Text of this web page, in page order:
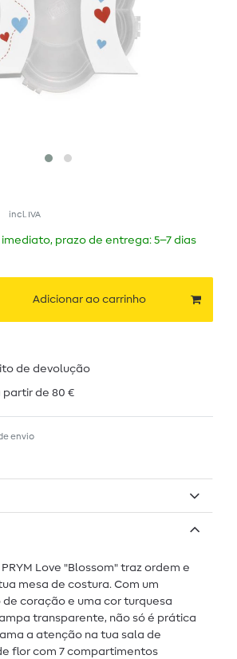
incl. IVA
prazo de entrega: 5–7 dias
Adicionar ao carrinho
de devolução
partir de 80 €
envio
Love "Blossom" traz ordem e
mesa de costura. Com um
coração e uma cor turquesa
transparente, não só é prática
a atenção na tua sala de
flor com 7 compartimentos